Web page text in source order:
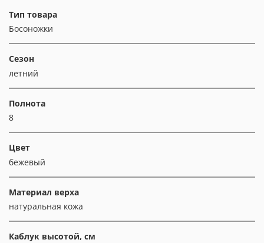
Тип товара
Босоножки
Сезон
летний
Полнота
8
Цвет
бежевый
Материал верха
натуральная кожа
Каблук высотой, см